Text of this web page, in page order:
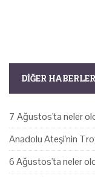
DIĞER HABERLER
7 Ağustos'ta neler
Anadolu Ateşi'nin
6 Ağustos'ta neler